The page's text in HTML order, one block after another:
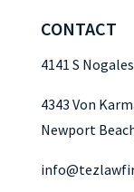
CONTACT
4141 S
4343 Von
Newport